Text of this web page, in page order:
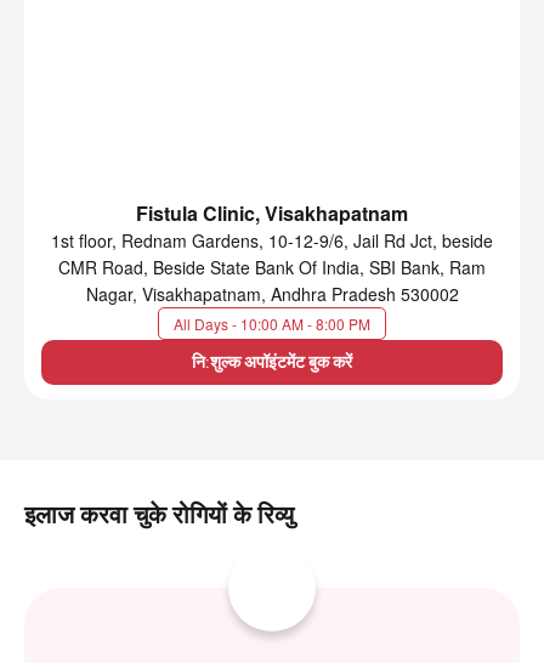
Fistula Clinic, Visakhapatnam
1st floor, Rednam Gardens, 10-12-9/6, Jail Rd Jct, beside
CMR Road, Beside State Bank Of India, SBI Bank, Ram
Nagar, Visakhapatnam, Andhra Pradesh 530002
All Days - 10:00 AM - 8:00 PM
नि:शुल्क अपॉइंटमेंट बुक करें
इलाज करवा चुके रोगियों के रिव्यु